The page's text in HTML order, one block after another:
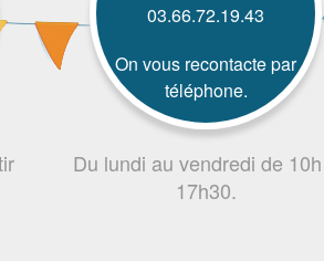
03.66.72.19.43
On vous recontacte par
téléphone.
Du lundi au vendredi de
17h30.